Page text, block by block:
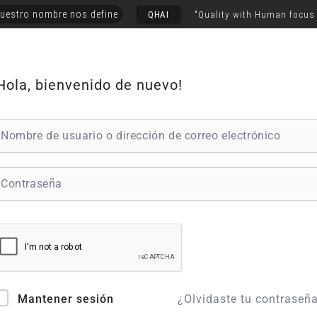
nombre nos define QHAI "Quality with Human focus
bienvenido de nuevo!
Mantener sesión ¿Olvidaste tu